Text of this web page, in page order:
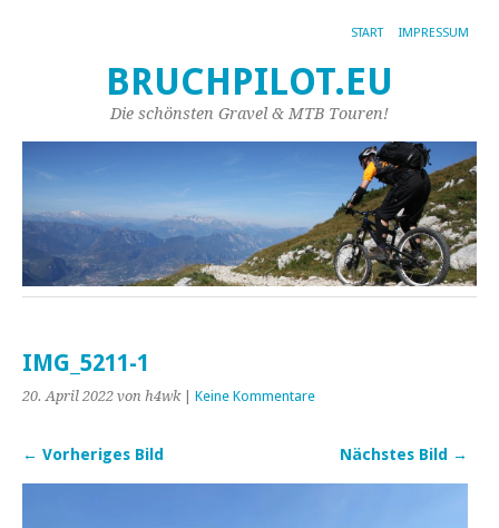
START IMPRESSUM
BRUCHPILOT.EU
Die schönsten Gravel & MTB Touren!
IMG_5211-1
20. April 2022 von h4wk| Keine Kommentare
← Vorheriges Bild Nächstes Bild →